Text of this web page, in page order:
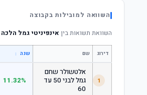
השוואה למובילות בקבוצה
השוואת תשואות בין אינפיניטי גמל הלכה
דירוג שם שנה ↕
1
אלטשולר שחם
גמל לבני 50 עד
60
11.32%